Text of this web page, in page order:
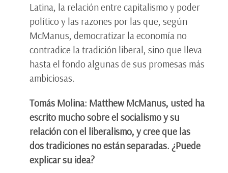
Latina, la relación entre capitalismo y poder
político y las razones por las que, según
McManus, democratizar la economía no
contradice la tradición liberal, sino que lleva
hasta el fondo algunas de sus promesas más
ambiciosas.
Tomás Molina: Matthew McManus, usted ha
escrito mucho sobre el socialismo y su
relación con el liberalismo, y cree que las
dos tradiciones no están separadas. ¿Puede
explicar su idea?